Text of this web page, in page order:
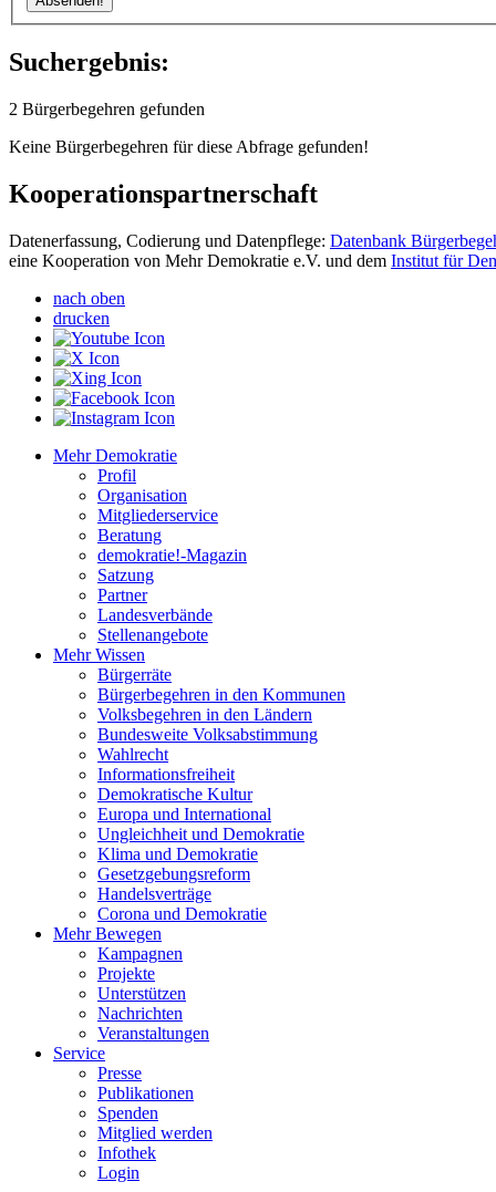
Suchergebnis:
2 Bürgerbegehren gefunden
Keine Bürgerbegehren für diese Abfrage gefunden!
Kooperationspartnerschaft
Datenerfassung, Codierung und Datenpflege: Datenbank
eine Kooperation von Mehr Demokratie e.V. und dem Institut für
nach oben
drucken
Mehr Demokratie
Profil
Organisation
Mitgliederservice
Beratung
demokratie!-Magazin
Satzung
Partner
Landesverbände
Stellenangebote
Mehr Wissen
Bürgerräte
Bürgerbegehren in den Kommunen
Volksbegehren in den Ländern
Bundesweite Volksabstimmung
Wahlrecht
Informationsfreiheit
Demokratische Kultur
Europa und International
Ungleichheit und Demokratie
Klima und Demokratie
Gesetzgebungsreform
Handelsverträge
Corona und Demokratie
Mehr Bewegen
Kampagnen
Projekte
Unterstützen
Nachrichten
Veranstaltungen
Service
Presse
Publikationen
Spenden
Mitglied werden
Infothek
Login